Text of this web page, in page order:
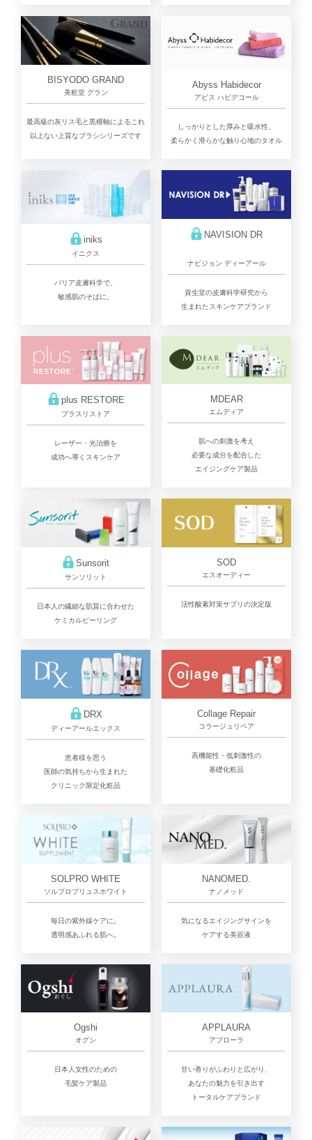
BISYODO GRAND
美粧堂 グラン
最高級の灰リス毛と黒檀軸によるこれ
以上ない上質なブラシシリーズです
Abyss Habidecor
アビス ハビデコール
しっかりとした厚みと吸水性、
柔らかく滑らかな触り心地のタオル
iniks
イニクス
バリア皮膚科学で、
敏感肌のそばに。
NAVISION DR
ナビジョン ディーアール
資生堂の皮膚科学研究から
生まれたスキンケアブランド
plus RESTORE
プラスリストア
レーザー・光治療を
成功へ導くスキンケア
MDEAR
エムディア
肌への刺激を考え
必要な成分を配合した
エイジングケア製品
Sunsorit
サンソリット
日本人の繊細な肌質に合わせた
ケミカルピーリング
SOD
エスオーディー
活性酸素対策サプリの決定版
DRX
ディーアールエックス
患者様を思う
医師の気持ちから生まれた
クリニック限定化粧品
Collage Repair
コラージュリペア
高機能性・低刺激性の
基礎化粧品
SOLPRO WHITE
ソルプロプリュスホワイト
毎日の紫外線ケアに。
透明感あふれる肌へ。
NANOMED.
ナノメッド
気になるエイジングサインを
ケアする美容液
Ogshi
オグシ
日本人女性のための
毛髪ケア製品
APPLAURA
アプローラ
甘い香りがふわりと広がり、
あなたの魅力を引き出す
トータルケアブランド